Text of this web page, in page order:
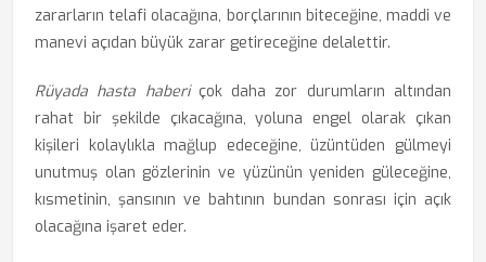
zararların telafi olacağına, borçlarının biteceğine, maddi ve
manevi açıdan büyük zarar getireceğine delalettir.
Rüyada hasta haberiçok daha zor durumların altından
rahat bir şekilde çıkacağına, yoluna engel olarak çıkan
kişileri kolaylıkla mağlup edeceğine, üzüntüden gülmeyi
unutmuş olan gözlerinin ve yüzünün yeniden güleceğine,
kısmetinin, şansının ve bahtının bundan sonrası için açık
olacağına işaret eder.